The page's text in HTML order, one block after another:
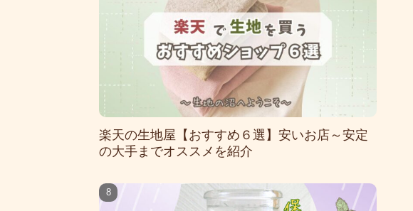
楽天の生地屋【おすすめ６選】安いお店～安定
の大手までオススメを紹介